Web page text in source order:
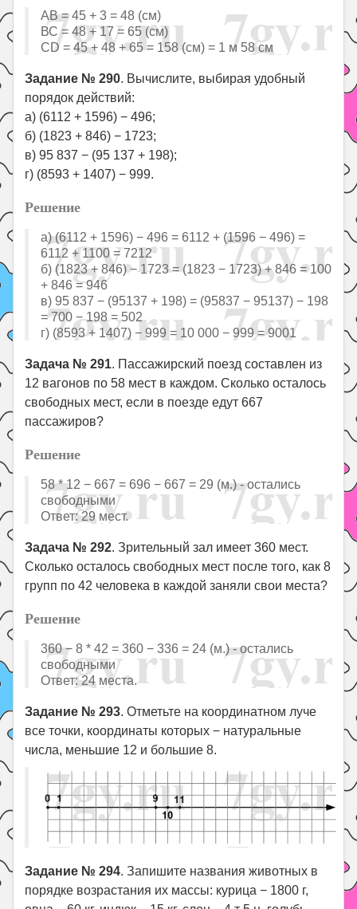
АВ = 45 + 3 = 48 (см)
ВС = 48 + 17 = 65 (см)
CD = 45 + 48 + 65 = 158 (см) = 1 м 58 см
Задание № 290. Вычислите, выбирая удобный
порядок действий:
а) (6112 + 1596) − 496;
б) (1823 + 846) − 1723;
в) 95 837 − (95 137 + 198);
г) (8593 + 1407) − 999.
Решение
а) (6112 + 1596) − 496 = 6112 + (1596 − 496) =
6112 + 1100 = 7212
б) (1823 + 846) − 1723 = (1823 − 1723) + 846 = 100
+ 846 = 946
в) 95 837 − (95137 + 198) = (95837 − 95137) − 198
= 700 − 198 = 502
г) (8593 + 1407) − 999 = 10 000 − 999 = 9001
Задача № 291. Пассажирский поезд составлен из
12 вагонов по 58 мест в каждом. Сколько осталось
свободных мест, если в поезде едут 667
пассажиров?
Решение
58 * 12 − 667 = 696 − 667 = 29 (м.) - остались
свободными
Ответ: 29 мест.
Задача № 292. Зрительный зал имеет 360 мест.
Сколько осталось свободных мест после того, как 8
групп по 42 человека в каждой заняли свои места?
Решение
360 − 8 * 42 = 360 − 336 = 24 (м.) - остались
свободными
Ответ: 24 места.
Задание № 293. Отметьте на координатном луче
все точки, координаты которых − натуральные
числа, меньшие 12 и большие 8.
Задание № 294. Запишите названия животных в
порядке возрастания их массы: курица − 1800 г,